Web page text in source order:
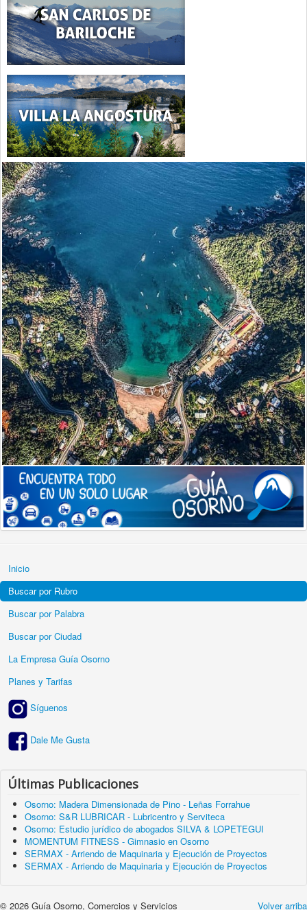
Inicio
Buscar por Rubro
Buscar por Palabra
Buscar por Ciudad
La Empresa Guía Osorno
Planes y Tarifas
Síguenos
Dale Me Gusta
Últimas Publicaciones
Osorno: Madera Dimensionada de Pino - Leñas Forrahue
Osorno: S&R LUBRICAR - Lubricentro y Serviteca
Osorno: Estudio jurídico de abogados SILVA & LOPETEGUI
MOMENTUM FITNESS - Gimnasio en Osorno
SERMAX - Arriendo de Maquinaria y Ejecución de Proyectos
SERMAX - Arriendo de Maquinaria y Ejecución de Proyectos
Volver arriba
© 2026 Guía Osorno, Comercios y Servicios